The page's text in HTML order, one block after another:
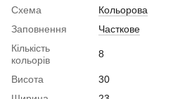
Схема
Кольорова
Заповнення
Часткове
Кількість
кольорів
8
Висота
30